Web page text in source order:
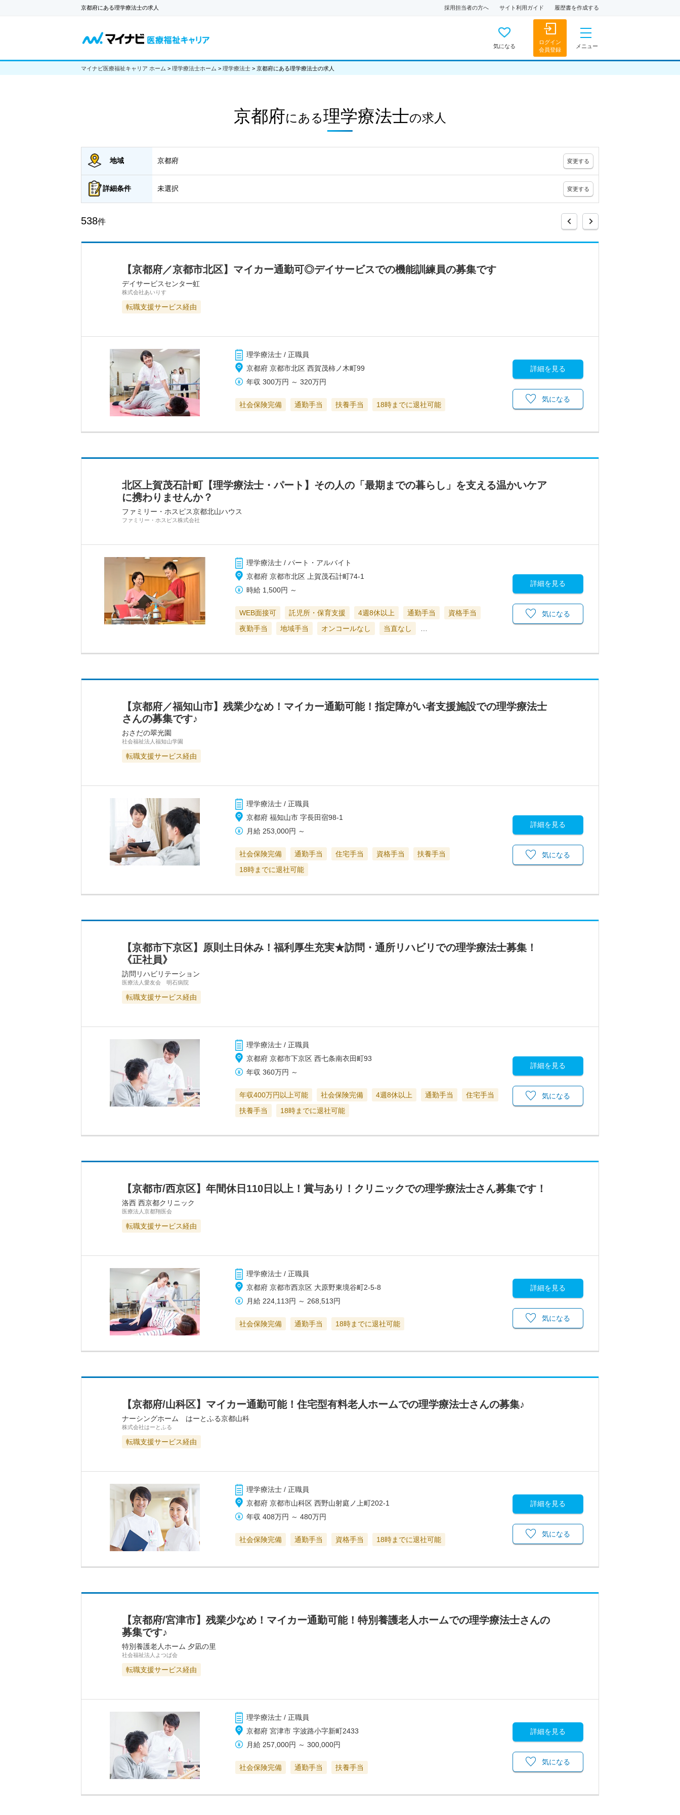
京都府にある理学療法士の求人 採用担当者の方へ サイト利用ガイド 履歴書を作成する
気になる
ログイン
会員登録
メニュー
マイナビ医療福祉キャリア ホーム > 理学療法士ホーム > 理学療法士 > 京都府にある理学療法士の求人
京都府にある理学療法士の求人
地域 京都府 変更する
詳細条件 未選択 変更する
538件
【京都府／京都市北区】マイカー通勤可◎デイサービスでの機能訓練員の募集です
デイサービスセンター虹
株式会社あいりす
転職支援サービス経由
理学療法士 / 正職員
京都府 京都市北区 西賀茂柿ノ木町99
年収 300万円 ～320万円
社会保険完備 通勤手当 扶養手当 18時までに退社可能
詳細を見る
気になる
北区上賀茂石計町【理学療法士・パート】その人の「最期までの暮らし」を支える温かいケア
に携わりませんか？
ファミリー・ホスピス京都北山ハウス
ファミリー・ホスピス株式会社
理学療法士 / パート・アルバイト
京都府 京都市北区 上賀茂石計町74-1
時給 1,500円 ～
WEB面接可 託児所・保育支援 4週8休以上 通勤手当
資格手当
夜勤手当
地域手当 オンコールなし 当直なし
詳細を見る
気になる
【京都府／福知山市】残業少なめ！マイカー通勤可能！指定障がい者支援施設での理学療法士
さんの募集です♪
おさだの翠光園
社会福祉法人福知山学園
転職支援サービス経由
理学療法士 / 正職員
京都府 福知山市 字長田宿98‐1
月給 253,000円 ～
社会保険完備 通勤手当 住宅手当 資格手当
扶養手当
18時までに退社可能
詳細を見る
気になる
【京都市下京区】原則土日休み！福利厚生充実★訪問・通所リハビリでの理学療法士募集！
《正社員》
訪問リハビリテーション
医療法人愛友会 明石病院
転職支援サービス経由
理学療法士 / 正職員
京都府 京都市下京区 西七条南衣田町93
年収 360万円 ～
年収400万円以上可能 社会保険完備 4週8休以上 通勤手当
住宅手当
扶養手当
18時までに退社可能
詳細を見る
気になる
【京都市/西京区】年間休日110日以上！賞与あり！クリニックでの理学療法士さん募集です！
洛西 西京都クリニック
医療法人京都翔医会
転職支援サービス経由
理学療法士 / 正職員
京都府 京都市西京区 大原野東境谷町2-5-8
月給 224,113円 ～ 268,513円
社会保険完備 通勤手当 18時までに退社可能
詳細を見る
気になる
【京都府/山科区】マイカー通勤可能！住宅型有料老人ホームでの理学療法士さんの募集♪
ナーシングホーム はーとふる京都山科
株式会社はーとふる
転職支援サービス経由
理学療法士 / 正職員
京都府 京都市山科区 西野山射庭ノ上町202-1
年収 408万円 ～480万円
社会保険完備 通勤手当 資格手当 18時までに退社可能
詳細を見る
気になる
【京都府/宮津市】残業少なめ！マイカー通勤可能！特別養護老人ホームでの理学療法士さんの
募集です♪
特別養護老人ホーム 夕凪の里
社会福祉法人よつば会
転職支援サービス経由
理学療法士 / 正職員
京都府 宮津市 字波路小字新町2433
月給 257,000円 ～300,000円
社会保険完備 通勤手当 扶養手当
詳細を見る
気になる